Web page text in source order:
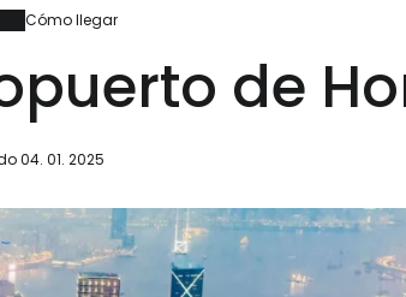
Cómo llegar
de
04. 01. 2025